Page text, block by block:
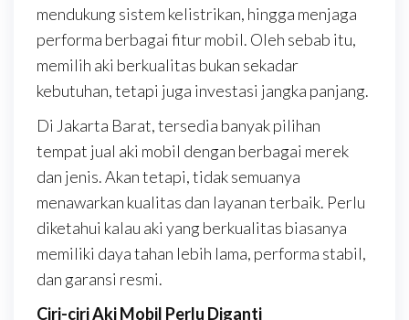
mendukung sistem kelistrikan, hingga menjaga
performa berbagai fitur mobil. Oleh sebab itu,
memilih aki berkualitas bukan sekadar
kebutuhan, tetapi juga investasi jangka panjang.
Di Jakarta Barat, tersedia banyak pilihan
tempat jual aki mobil dengan berbagai merek
dan jenis. Akan tetapi, tidak semuanya
menawarkan kualitas dan layanan terbaik. Perlu
diketahui kalau aki yang berkualitas biasanya
memiliki daya tahan lebih lama, performa stabil,
dan garansi resmi.
Ciri-ciri Aki Mobil Perlu Diganti